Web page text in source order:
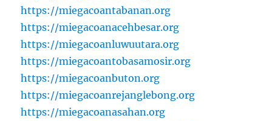
https://miegacoantabanan.org
https://miegacoanacehbesar.org
https://miegacoanluwuutara.org
https://miegacoantobasamosir.org
https://miegacoanbuton.org
https://miegacoanrejanglebong.org
https://miegacoanasahan.org